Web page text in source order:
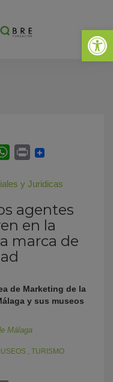
Abrir
y Juridicas
agentes
en la
marca de
de Marketing de la
y sus museos
Málaga
, TURISMO